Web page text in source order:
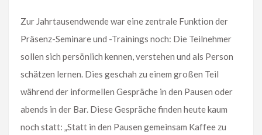
Zur Jahrtausendwende war eine zentrale Funktion der
Präsenz-Seminare und -Trainings noch: Die Teilnehmer
sollen sich persönlich kennen, verstehen und als Person
schätzen lernen. Dies geschah zu einem großen Teil
während der informellen Gespräche in den Pausen oder
abends in der Bar. Diese Gespräche finden heute kaum
noch statt: „Statt in den Pausen gemeinsam Kaffee zu